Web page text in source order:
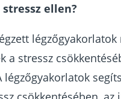
ellen?
légzőgyakorlatok
a stressz
légzőgyakorlatok